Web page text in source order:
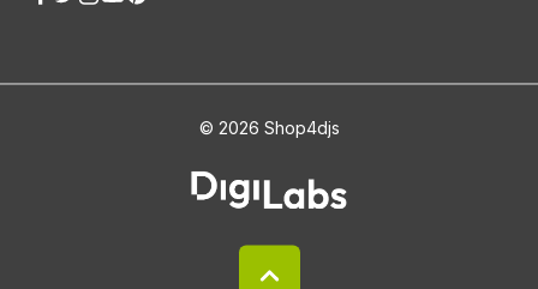
© 2026 Shop4djs